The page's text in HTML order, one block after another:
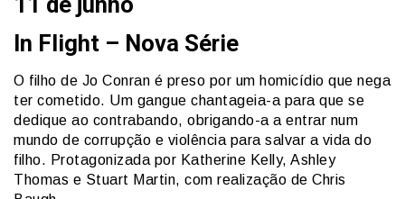
In Flight – Nova Série
O filho de Jo Conran é preso por um homicídio que nega
ter cometido. Um gangue chantageia-a para que se
dedique ao contrabando, obrigando-a a entrar num
mundo de corrupção e violência para salvar a vida do
filho. Protagonizada por Katherine Kelly, Ashley
Thomas e Stuart Martin, com realização de Chris